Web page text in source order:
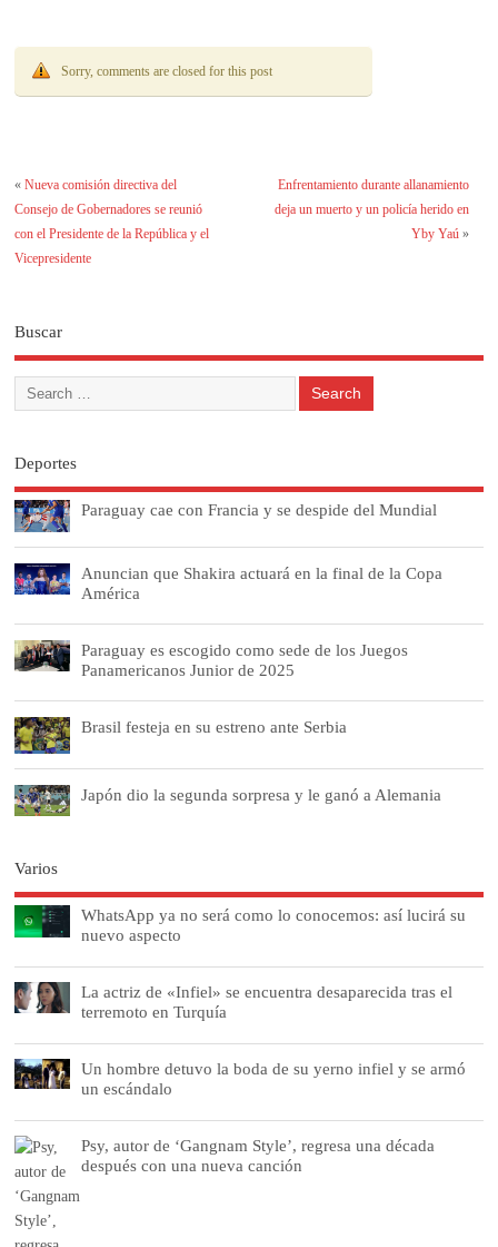
Sorry, comments are closed for this post
«Nueva comisión directiva del
Consejo de Gobernadores se reunió
con el Presidente de la República y el
Vicepresidente
Enfrentamiento durante allanamiento
deja un muerto y un policía herido en
Yby Yaú »
Buscar
Deportes
Paraguay cae con Francia y se despide del Mundial
Anuncian que Shakira actuará en la final de la Copa
América
Paraguay es escogido como sede de los Juegos
Panamericanos Junior de 2025
Brasil festeja en su estreno ante Serbia
Japón dio la segunda sorpresa y le ganó a Alemania
Varios
WhatsApp ya no será como lo conocemos: así lucirá su
nuevo aspecto
La actriz de «Infiel» se encuentra desaparecida tras el
terremoto en Turquía
Un hombre detuvo la boda de su yerno infiel y se armó
un escándalo
Psy, autor de ‘Gangnam Style’, regresa una década
después con una nueva canción